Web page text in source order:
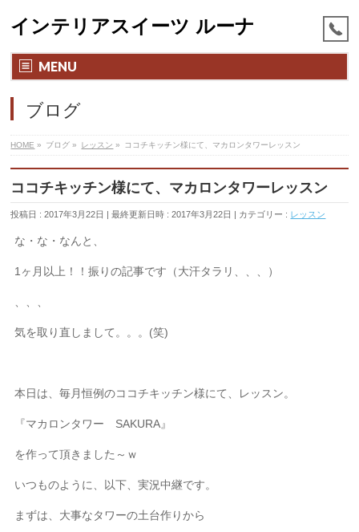
インテリアスイーツ ルーナ
MENU
ブログ
HOME » ブログ » レッスン » ココチキッチン様にて、マカロンタワーレッスン
ココチキッチン様にて、マカロンタワーレッスン
投稿日 : 2017年3月22日 最終更新日時 : 2017年3月22日 カテゴリー : レッスン
な・な・なんと、
1ヶ月以上！！振りの記事です（大汗タラリ、、、）
気を取り直しまして。。。(笑)
本日は、毎月恒例のココチキッチン様にて、レッスン。
『マカロンタワー SAKURA』
を作って頂きました～ｗ
いつものように、以下、実況中継です。
まずは、大事なタワーの土台作りから